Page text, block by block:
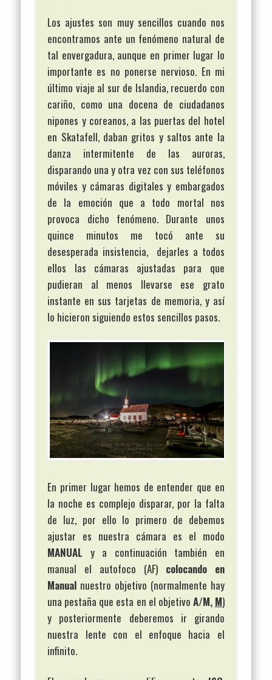
Los ajustes son muy sencillos cuando nos
encontramos ante un fenómeno natural de
tal envergadura, aunque en primer lugar lo
importante es no ponerse nervioso. En mi
último viaje al sur de Islandia, recuerdo con
cariño, como una docena de ciudadanos
nipones y coreanos, a las puertas del hotel
en Skatafell, daban gritos y saltos ante la
danza intermitente de las auroras,
disparando una y otra vez con sus teléfonos
móviles y cámaras digitales y embargados
de la emoción que a todo mortal nos
provoca dicho fenómeno. Durante unos
quince minutos me tocó ante su
desesperada insistencia, dejarles a todos
ellos las cámaras ajustadas para que
pudieran al menos llevarse ese grato
instante en sus tarjetas de memoria, y así
lo hicieron siguiendo estos sencillos pasos.
En primer lugar hemos de entender que en
la noche es complejo disparar, por la falta
de luz, por ello lo primero de debemos
ajustar es nuestra cámara es el modo
MANUAL y a continuación también en
manual el autofoco (AF) colocando en
Manual nuestro objetivo (normalmente hay
una pestaña que esta en el objetivo A/M, M)
y posteriormente deberemos ir girando
nuestra lente con el enfoque hacia el
infinito.